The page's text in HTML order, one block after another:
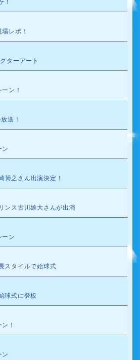
！
レポ！
ターアート
ン！
送！
ン
博之さん出演決定！
ンス古川雄大さんが出演
ーン
スタイルで始球式
球式に登板
！
ン